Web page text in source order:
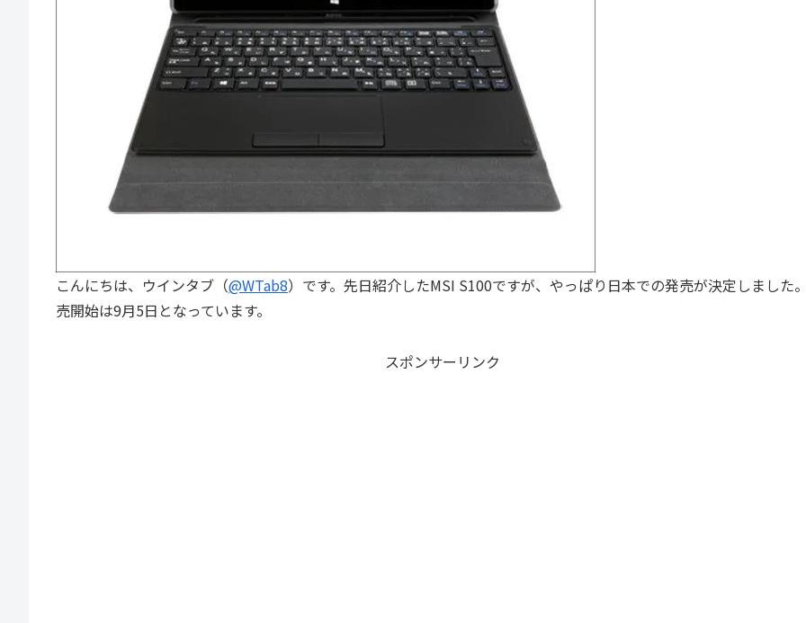
こんにちは、ウインタブ（@WTab8）です。先日紹介したMSI S100ですが、やっぱり日本での発売が決定しました
売開始は9月5日となっています。
スポンサーリンク